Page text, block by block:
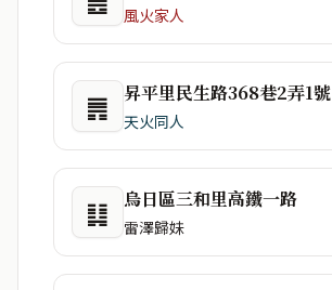
風火家人
䷠ 昇平里民生路368巷2弄1號
天火同人
䷆ 烏日區三和里高鐵一路
雷澤歸妹